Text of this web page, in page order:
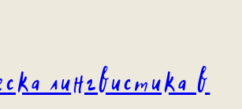
лингвистика в